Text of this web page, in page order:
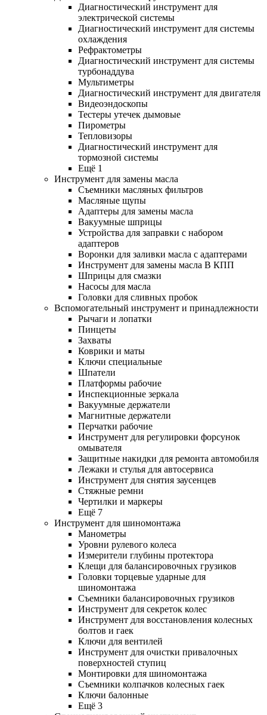
Диагностический инструмент для
электрической системы
Диагностический инструмент для системы
охлаждения
Рефрактометры
Диагностический инструмент для системы
турбонаддува
Мультиметры
Диагностический инструмент для двигателя
Видеоэндоскопы
Тестеры утечек дымовые
Пирометры
Тепловизоры
Диагностический инструмент для
тормозной системы
Ещё 1
Инструмент для замены масла
Съемники масляных фильтров
Масляные щупы
Адаптеры для замены масла
Вакуумные шприцы
Устройства для заправки с набором
адаптеров
Воронки для заливки масла с адаптерами
Инструмент для замены масла В КПП
Шприцы для смазки
Насосы для масла
Головки для сливных пробок
Вспомогательный инструмент и принадлежности
Рычаги и лопатки
Пинцеты
Захваты
Коврики и маты
Ключи специальные
Шпатели
Платформы рабочие
Инспекционные зеркала
Вакуумные держатели
Магнитные держатели
Перчатки рабочие
Инструмент для регулировки форсунок
омывателя
Защитные накидки для ремонта автомобиля
Лежаки и стулья для автосервиса
Инструмент для снятия заусенцев
Стяжные ремни
Чертилки и маркеры
Ещё 7
Инструмент для шиномонтажа
Манометры
Уровни рулевого колеса
Измерители глубины протектора
Клещи для балансировочных грузиков
Головки торцевые ударные для
шиномонтажа
Съемники балансировочных грузиков
Инструмент для секреток колес
Инструмент для восстановления колесных
болтов и гаек
Ключи для вентилей
Инструмент для очистки привалочных
поверхностей ступиц
Монтировки для шиномонтажа
Съемники колпачков колесных гаек
Ключи балонные
Ещё 3